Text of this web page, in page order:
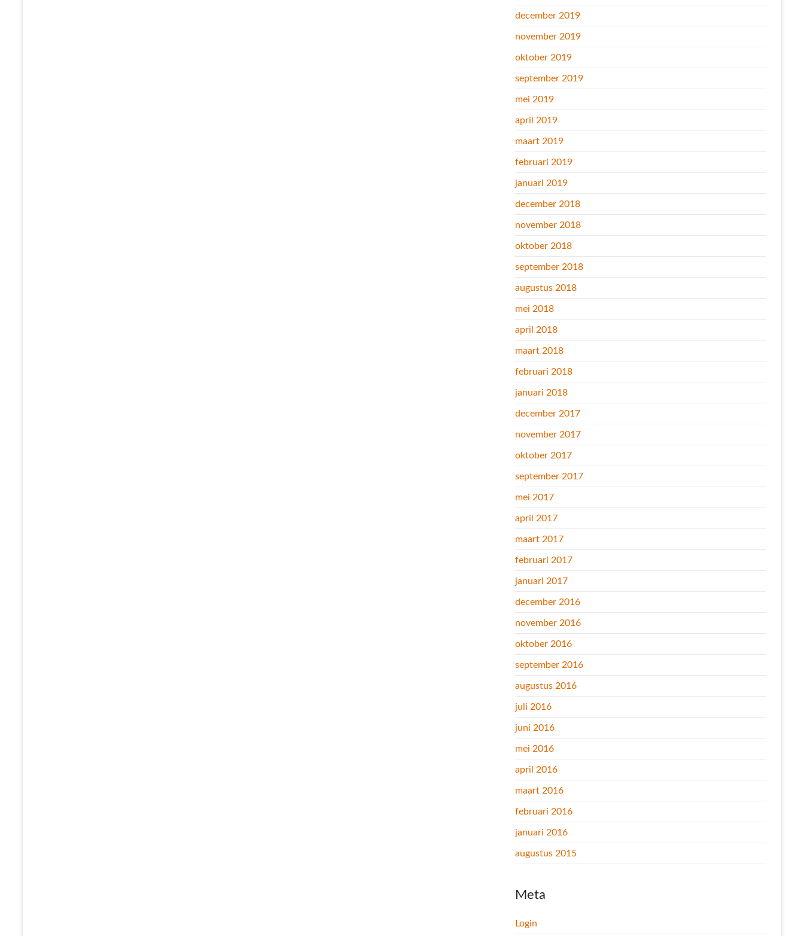
december 2019
november 2019
oktober 2019
september 2019
mei 2019
april 2019
maart 2019
februari 2019
januari 2019
december 2018
november 2018
oktober 2018
september 2018
augustus 2018
mei 2018
april 2018
maart 2018
februari 2018
januari 2018
december 2017
november 2017
oktober 2017
september 2017
mei 2017
april 2017
maart 2017
februari 2017
januari 2017
december 2016
november 2016
oktober 2016
september 2016
augustus 2016
juli 2016
juni 2016
mei 2016
april 2016
maart 2016
februari 2016
januari 2016
augustus 2015
Meta
Login